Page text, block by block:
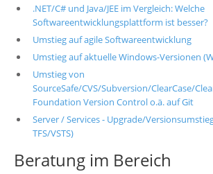
.NET/C# und Java/JEE im Vergleich: Welche
Softwareentwicklungsplattform ist besser?
Umstieg auf agile Softwareentwicklung
Umstieg auf aktuelle Windows-Versionen
Umstieg von
SourceSafe/CVS/Subversion/ClearCase/
Foundation Version Control o.ä. auf Git
Server / Services - Upgrade/
TFS/VSTS)
Beratung im Bereich